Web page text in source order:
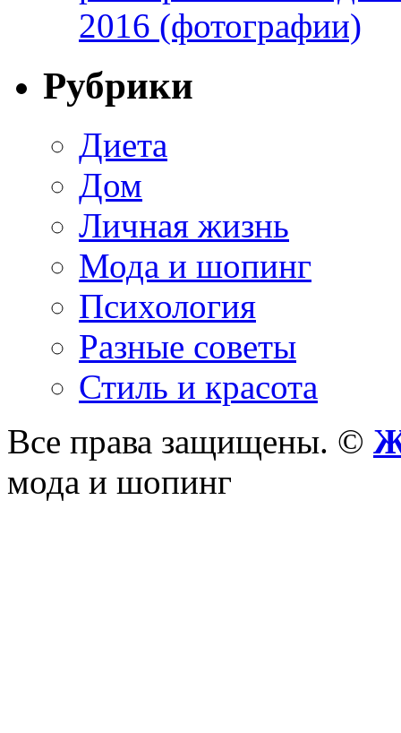
2016 (фотографии)
Рубрики
Диета
Дом
Личная жизнь
Мода и шопинг
Психология
Разные советы
Стиль и красота
Все права защищены. ©
мода и шопинг